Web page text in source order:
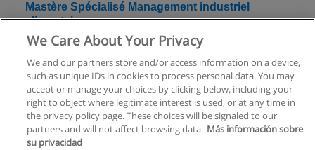
Mastère Spécialisé Management industriel
alimentaire
AgroParisTech - Institut des sciences et industries du vivant et
Demande d'information
We Care About Your Privacy
We and our partners store and/or access information on a device,
such as unique IDs in cookies to process personal data. You may
accept or manage your choices by clicking below, including your
right to object where legitimate interest is used, or at any time in
the privacy policy page. These choices will be signaled to our
partners and will not affect browsing data. Más información sobre
su privacidad